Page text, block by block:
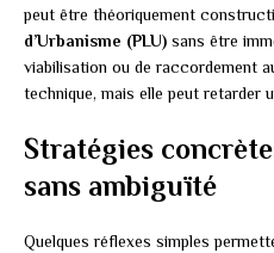
peut être théoriquement
d’Urbanisme (PLU) sans être
viabilisation ou de raccordement
technique, mais elle peut retarder
Stratégies
sans ambiguïté
Quelques réflexes simples